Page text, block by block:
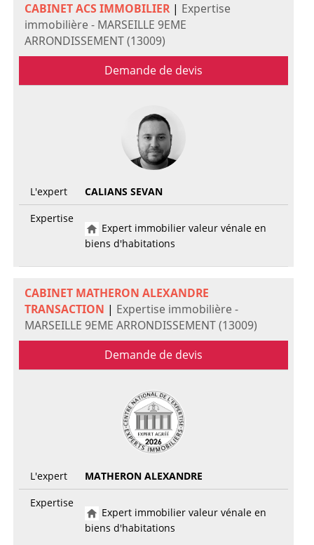
CABINET ACS IMMOBILIER| Expertise
immobilière - MARSEILLE 9EME
ARRONDISSEMENT (13009)
Demande de devis
L'expert
CALIANS SEVAN
Expertise
Expert immobilier valeur vénale en
biens d'habitations
CABINET MATHERON ALEXANDRE
TRANSACTION | Expertise immobilière -
MARSEILLE 9EME ARRONDISSEMENT (13009)
Demande de devis
L'expert
MATHERON ALEXANDRE
Expertise
Expert immobilier valeur vénale en
biens d'habitations